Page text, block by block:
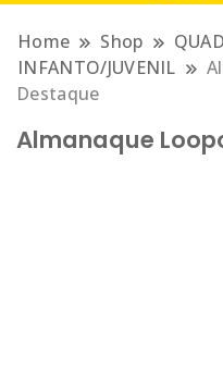
Home Shop
INFANTO/JUVENIL
Destaque
Almanaque